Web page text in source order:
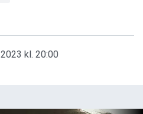
kl. 20:00